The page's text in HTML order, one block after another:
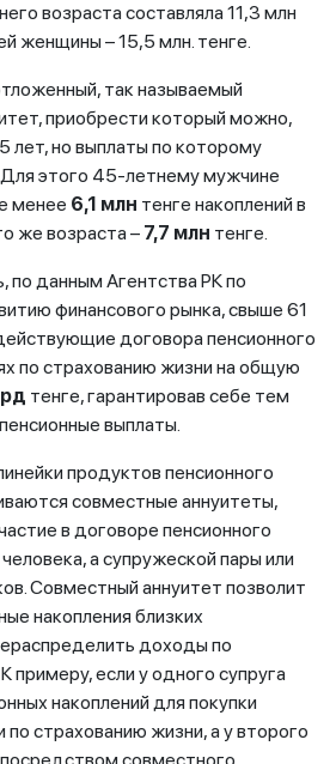
возраста составляла 11,3 млн
женщины – 15,5 млн. тенге.
так называемый
приобрести который можно,
лет, но выплаты по которому
Для этого 45-летнему мужчине
менее 6,1 млн тенге накоплений в
же возраста – 7,7 млн тенге.
по данным Агентства РК по
финансового рынка, свыше 61
договора пенсионного
по страхованию жизни на общую
тенге, гарантировав себе тем
выплаты.
продуктов пенсионного
совместные аннуитеты,
в договоре пенсионного
а супружеской пары или
Совместный аннуитет позволит
накопления близких
доходы по
примеру, если у одного супруга
накоплений для покупки
по страхованию жизни, а у второго